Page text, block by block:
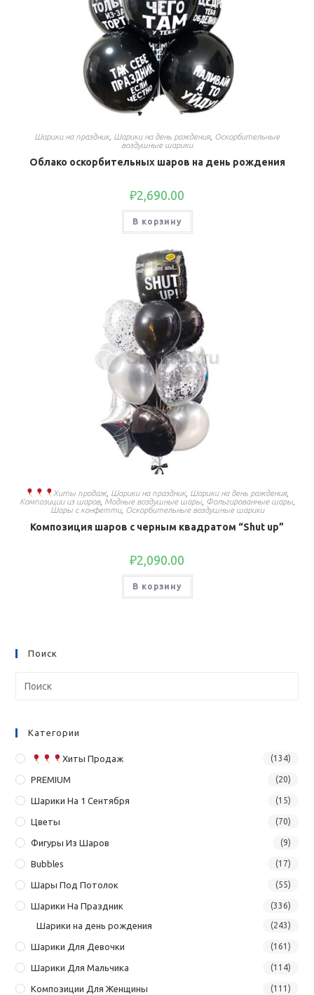
Шарики на праздник, Шарики на день рождения, Оскорбительные
воздушные шарики
Облако оскорбительных шаров на день рождения
₽2,690.00
В корзину
Хиты продаж, Шарики на праздник, Шарики на день рождения,
Композиции из шаров, Модные воздушные шары, Фольгированные шары,
Шары с конфетти, Оскорбительные воздушные шарики
Композиция шаров с черным квадратом “Shut up”
₽2,090.00
В корзину
Поиск
Категории
Хиты Продаж (134)
PREMIUM (20)
Шарики На 1 Сентября (15)
Цветы (70)
Фигуры Из Шаров (9)
Bubbles (17)
Шары Под Потолок (55)
Шарики На Праздник (336)
Шарики на день рождения (243)
Шарики Для Девочки (161)
Шарики Для Мальчика (114)
Композиции Для Женщины (111)